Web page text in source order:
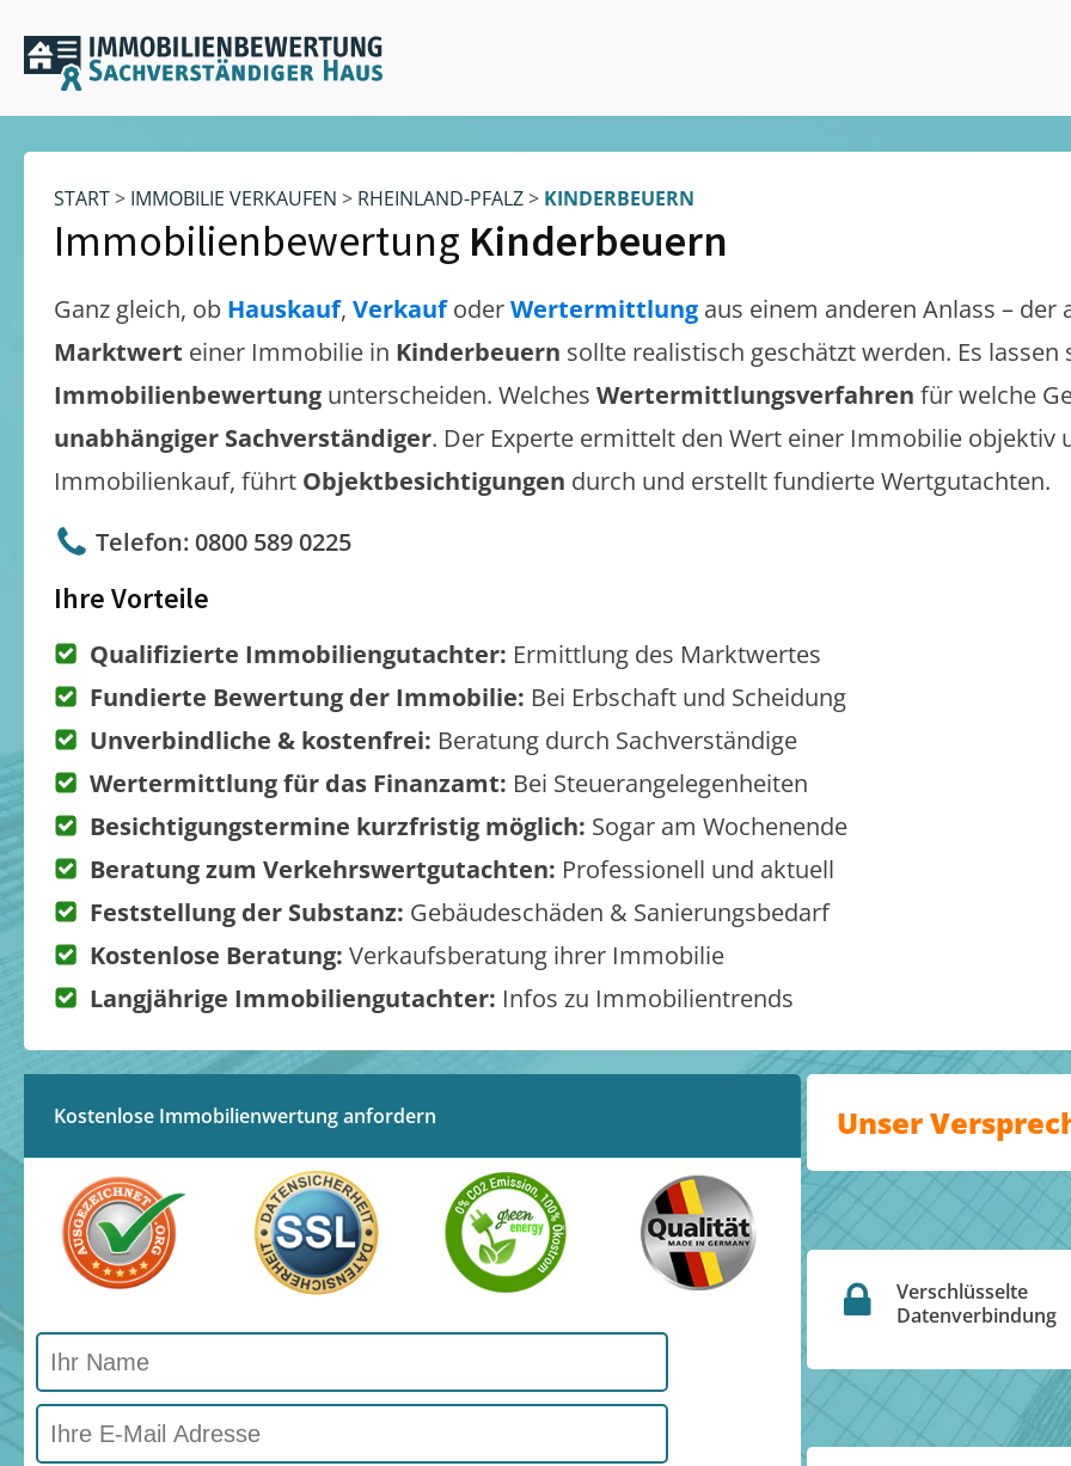
START> IMMOBILIE VERKAUFEN > RHEINLAND-PFALZ> KINDERBEUERN
Immobilienbewertung Kinderbeuern
Ganz gleich, ob Hauskauf, VerkaufoderWertermittlung aus einem anderen Anlass – der
Marktwert einer Immobilie in Kinderbeuern sollte realistisch geschätzt werden. Es
Immobilienbewertung unterscheiden. Welches Wertermittlungsverfahren für welche
unabhängiger Sachverständiger. Der Experte ermittelt den Wert einer Immobilie objektiv
Immobilienkauf, führt Objektbesichtigungen durch und erstellt fundierte Wertgutachten.
Telefon: 0800 589 0225
Ihre Vorteile
Qualifizierte Immobiliengutachter: Ermittlung des Marktwertes
Fundierte Bewertung der Immobilie: Bei Erbschaft und Scheidung
Unverbindliche & kostenfrei: Beratung durch Sachverständige
Wertermittlung für das Finanzamt: Bei Steuerangelegenheiten
Besichtigungstermine kurzfristig möglich: Sogar am Wochenende
Beratung zum Verkehrswertgutachten: Professionell und aktuell
Feststellung der Substanz: Gebäudeschäden & Sanierungsbedarf
Kostenlose Beratung: Verkaufsberatung ihrer Immobilie
Langjährige Immobiliengutachter: Infos zu Immobilientrends
Kostenlose Immobilienwertung anfordern Unser
Verschlüsselte
Datenverbindung